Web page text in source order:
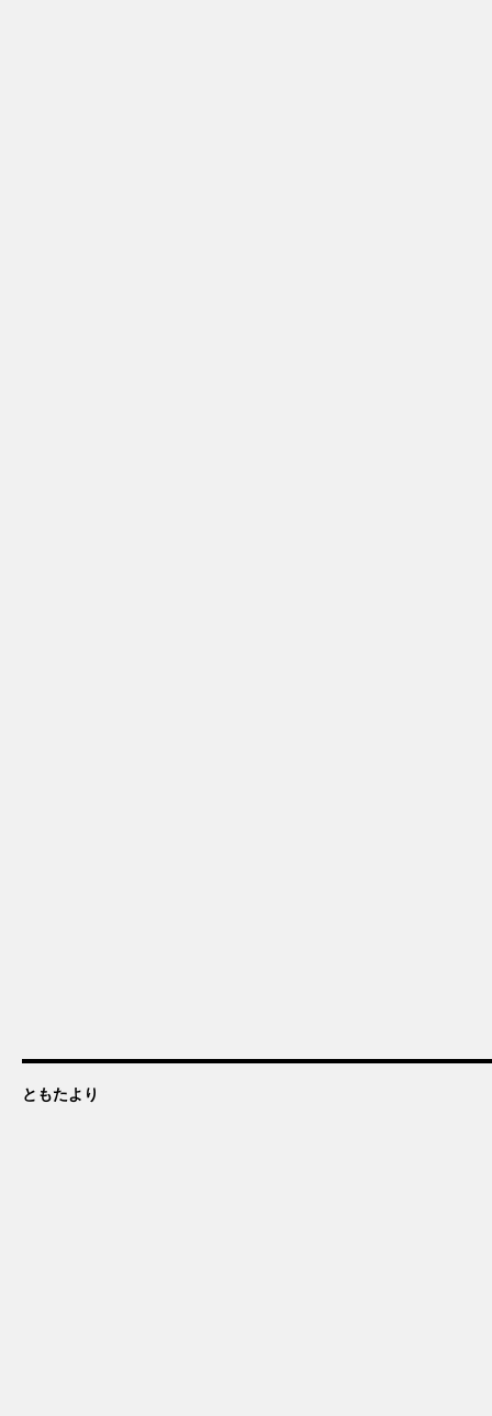
ともたより